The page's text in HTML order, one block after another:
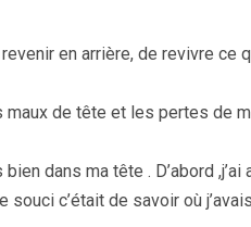
en arrière, de revivre ce
de tête et les pertes de
dans ma tête . D’abord ,j’ai
souci c’était de savoir où